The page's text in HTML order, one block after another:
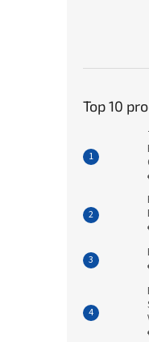
Top 10